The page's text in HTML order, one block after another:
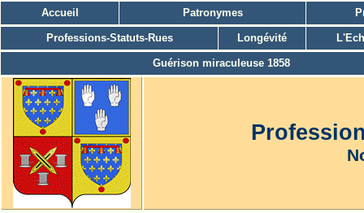
Accueil Patronymes
Professions-Statuts-Rues Longévité
Guérison miraculeuse 1858